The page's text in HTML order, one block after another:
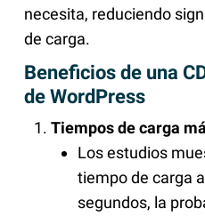
necesita, reduciendo
de carga.
Beneficios de una
de WordPress
Tiempos de carga
Los estudios
tiempo de carga
segundos, la